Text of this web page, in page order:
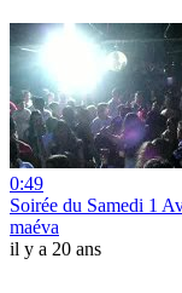
0:49
Soirée du Samedi 1
maéva
il y a 20 ans